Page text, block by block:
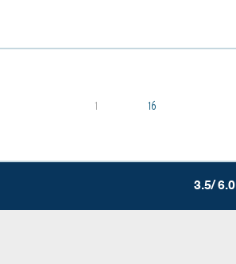
1 16
3.5/ 6.0